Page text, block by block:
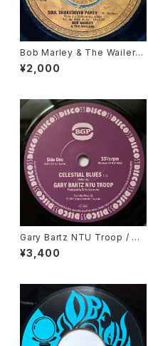
Bob Marley & The Wailers
/ Soul Shakedown Party
¥2,000
Gary Bartz NTU Troop / Ce
lestial Blues, Gary Bartz /
Gentle Smiles
¥3,400